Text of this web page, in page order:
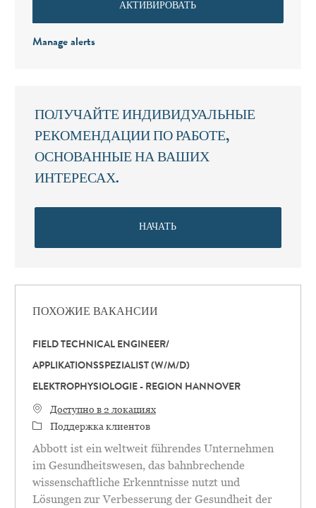
АКТИВИРОВАТЬ
Manage alerts
ПОЛУЧАЙТЕ ИНДИВИДУАЛЬНЫЕ
РЕКОМЕНДАЦИИ ПО РАБОТЕ,
ОСНОВАННЫЕ НА ВАШИХ
ИНТЕРЕСАХ.
НАЧАТЬ
ПОХОЖИЕ ВАКАНСИИ
FIELD TECHNICAL ENGINEER/
APPLIKATIONSSPEZIALIST (W/M/D)
ELEKTROPHYSIOLOGIE - REGION HANNOVER
Доступно в 2 локациях
категория
Поддержка клиентов
Abbott ist ein weltweit führendes Unternehmen
im Gesundheitswesen, das bahnbrechende
wissenschaftliche Erkenntnisse nutzt und
Lösungen zur Verbesserung der Gesundheit der